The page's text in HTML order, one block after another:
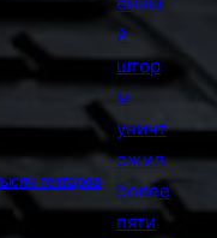
гектаров